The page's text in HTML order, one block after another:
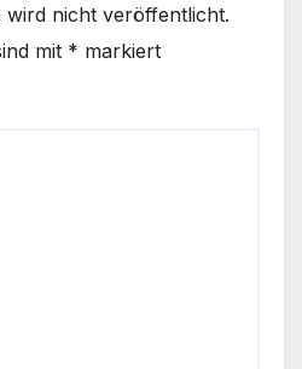
wird nicht veröffentlicht.
mit * markiert